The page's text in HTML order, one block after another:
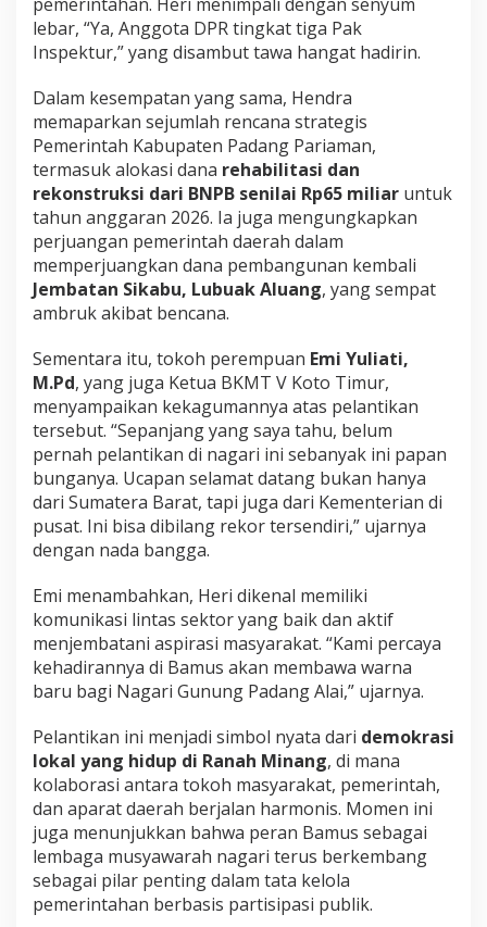
lebar, “Ya, Anggota DPR tingkat tiga Pak
Inspektur,” yang disambut tawa hangat hadirin.
Dalam kesempatan yang sama, Hendra
memaparkan sejumlah rencana strategis
Pemerintah Kabupaten Padang Pariaman,
termasuk alokasi dana rehabilitasi dan
rekonstruksi dari BNPB senilai Rp65 miliar untuk
tahun anggaran 2026. Ia juga mengungkapkan
perjuangan pemerintah daerah dalam
memperjuangkan dana pembangunan kembali
Jembatan Sikabu, Lubuak Aluang, yang sempat
ambruk akibat bencana.
Sementara itu, tokoh perempuan Emi Yuliati,
M.Pd, yang juga Ketua BKMT V Koto Timur,
menyampaikan kekagumannya atas pelantikan
tersebut. “Sepanjang yang saya tahu, belum
pernah pelantikan di nagari ini sebanyak ini papan
bunganya. Ucapan selamat datang bukan hanya
dari Sumatera Barat, tapi juga dari Kementerian di
pusat. Ini bisa dibilang rekor tersendiri,” ujarnya
dengan nada bangga.
Emi menambahkan, Heri dikenal memiliki
komunikasi lintas sektor yang baik dan aktif
menjembatani aspirasi masyarakat. “Kami percaya
kehadirannya di Bamus akan membawa warna
baru bagi Nagari Gunung Padang Alai,” ujarnya.
Pelantikan ini menjadi simbol nyata dari demokrasi
lokal yang hidup di Ranah Minang, di mana
kolaborasi antara tokoh masyarakat, pemerintah,
dan aparat daerah berjalan harmonis. Momen ini
juga menunjukkan bahwa peran Bamus sebagai
lembaga musyawarah nagari terus berkembang
sebagai pilar penting dalam tata kelola
pemerintahan berbasis partisipasi publik.